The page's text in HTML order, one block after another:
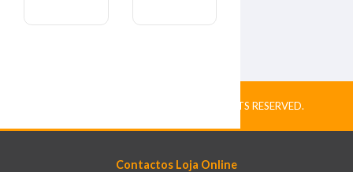
COPYRIGHT © BRICOMANIA. ALL RIGHTS RESERVED.
Contactos Loja Online